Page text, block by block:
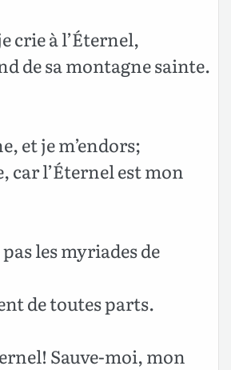
crie à l’Éternel,
de sa montagne sainte.
et je m’endors;
car l’Éternel est mon
les myriades de
de toutes parts.
Sauve-moi, mon